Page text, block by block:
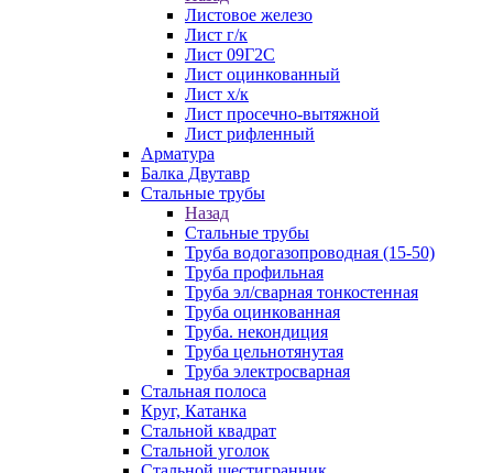
Листовое железо
Лист г/к
Лист 09Г2С
Лист оцинкованный
Лист х/к
Лист просечно-вытяжной
Лист рифленный
Арматура
Балка Двутавр
Стальные трубы
Назад
Стальные трубы
Труба водогазопроводная (15-50)
Труба профильная
Труба эл/сварная тонкостенная
Труба оцинкованная
Труба. некондиция
Труба цельнотянутая
Труба электросварная
Стальная полоса
Круг, Катанка
Стальной квадрат
Стальной уголок